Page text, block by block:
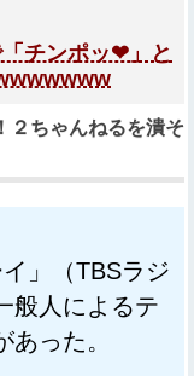
「チンポッ❤」と
２ちゃんねるを潰そ
」（TBSラジ
般人によるテ
った。